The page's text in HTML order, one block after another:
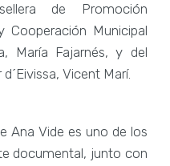
de Promoción
Cooperación Municipal
María Fajarnés, y del
Vicent Marí.
Ana Vide es uno de los
documental, junto con